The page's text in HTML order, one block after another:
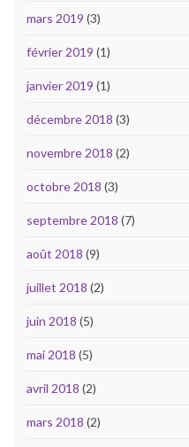
mars 2019 (3)
février 2019 (1)
janvier 2019 (1)
décembre 2018 (3)
novembre 2018 (2)
octobre 2018 (3)
septembre 2018 (7)
août 2018 (9)
juillet 2018 (2)
juin 2018 (5)
mai 2018 (5)
avril 2018 (2)
mars 2018 (2)